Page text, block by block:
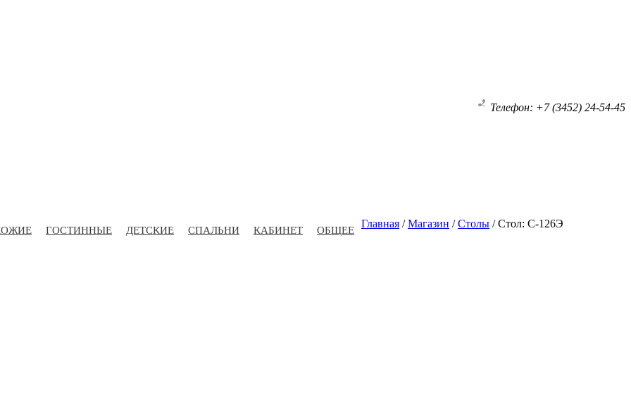
Телефон: +7 (3452) 24-54-45
ГОСТИННЫЕ ДЕТСКИЕ СПАЛЬНИ КАБИНЕТ ОБЩЕЕ
Главная /Магазин /Столы /Стол: С-126Э